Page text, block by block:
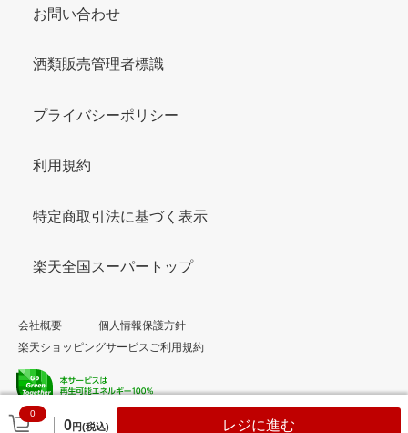
0
0円(税込) レジに進む
お問い合わせ
酒類販売管理者標識
プライバシーポリシー
利用規約
特定商取引法に基づく表示
楽天全国スーパートップ
会社概要
個人情報保護方針
楽天ショッピングサービスご利用規約
© Rakuten Group, Inc.